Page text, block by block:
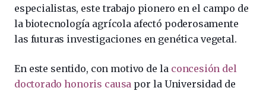
especialistas, este trabajo pionero en el campo de
la biotecnología agrícola afectó poderosamente
las futuras investigaciones en genética vegetal.
En este sentido, con motivo de la concesión del
doctorado honoris causa por la Universidad de